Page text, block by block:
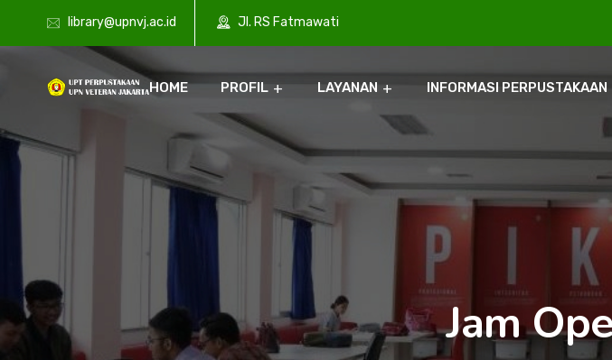
library@upnvj.ac.id Jl. RS Fatmawati
HOME PROFIL LAYANAN INFORMASI PERPUSTAKAAN
Jam